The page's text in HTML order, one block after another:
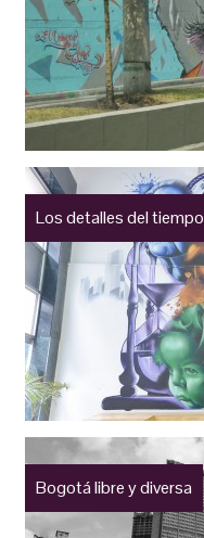
Los detalles del tiempo
Bogotá libre y diversa